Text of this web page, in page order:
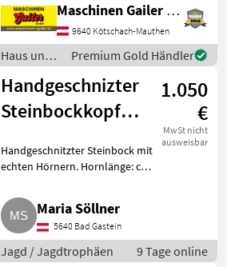
Futtermitteln, Wild oder
anderen Lasten bis 100 kg.
Die gut ablesbare
Rundskala er
Maschinen Gailer GmbH
9640 Kötschach-Mauthen
Haus und
Garten /
Sonstige
Premium Gold Händler
Handgeschnizter
Steinbockkopf
Hörner
1.050
€
MwSt nicht
ausweisbar
Handgeschnitzter Steinbock mit
echten Hörnern. Hornlänge: ca.
verhandelbar. Die Schnitzerei
sowie die Hörner wurden
immer stehts gepflegt. E
Maria Söllner
5640 Bad Gastein
Jagd / Jagdtrophäen 9 Tage online